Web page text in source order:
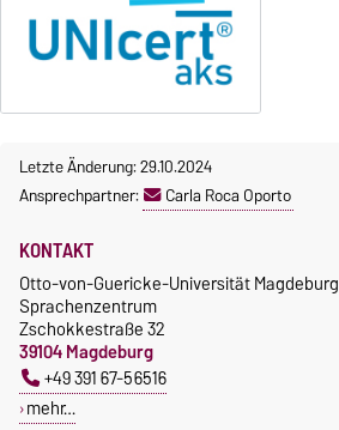
Letzte Änderung: 29.10.2024
Ansprechpartner:
Carla Roca Oporto
KONTAKT
Otto-von-Guericke-Universität Magdeburg
Sprachenzentrum
Zschokkestraße 32
39104 Magdeburg
+49 391 67-56516
mehr…